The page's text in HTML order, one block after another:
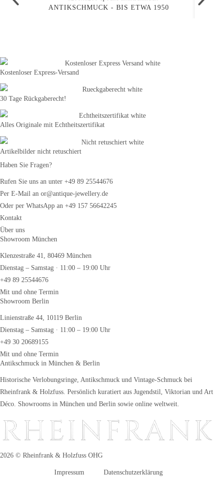
ANTIKSCHMUCK - BIS ETWA 1950
Kostenloser Express-Versand
30 Tage Rückgaberecht!
Alles Originale mit Echtheitszertifikat
Artikelbilder nicht retuschiert
Haben Sie Fragen?
Rufen Sie uns an unter +49 89 25544676
Per E-Mail an or@antique-jewellery.de
Oder per WhatsApp an +49 157 56642245
Kontakt
Über uns
Showroom München
Klenzestraße 41, 80469 München
Dienstag – Samstag · 11:00 – 19:00 Uhr
+49 89 25544676
Mit und ohne Termin
Showroom Berlin
Linienstraße 44, 10119 Berlin
Dienstag – Samstag · 11:00 – 19:00 Uhr
+49 30 20689155
Mit und ohne Termin
Antikschmuck in München & Berlin
Historische Verlobungsringe, Antikschmuck und Vintage-Schmuck bei
Rheinfrank & Holzfuss. Persönlich kuratiert aus Jugendstil, Viktorian und Art
Déco. Showrooms in München und Berlin sowie online weltweit.
2026 © Rheinfrank & Holzfuss OHG
Impressum Datenschutzerklärung